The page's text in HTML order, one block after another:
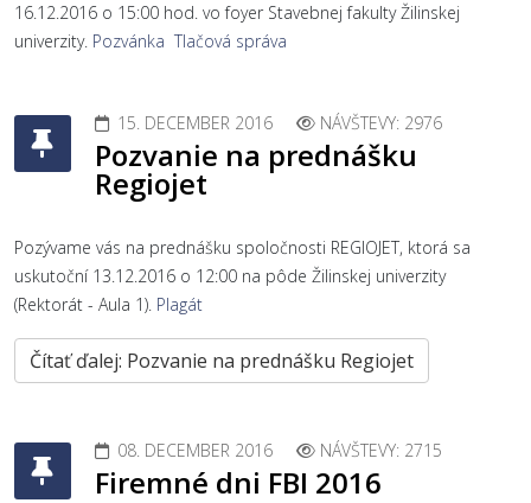
16.12.2016 o 15:00 hod. vo foyer Stavebnej fakulty Žilinskej
univerzity. Pozvánka Tlačová správa
15. DECEMBER 2016 NÁVŠTEVY: 2976
Pozvanie na prednášku
Regiojet
Pozývame vás na prednášku spoločnosti REGIOJET, ktorá sa
uskutoční 13.12.2016 o 12:00 na pôde Žilinskej univerzity
(Rektorát - Aula 1). Plagát
Čítať ďalej: Pozvanie na prednášku Regiojet
08. DECEMBER 2016 NÁVŠTEVY: 2715
Firemné dni FBI 2016